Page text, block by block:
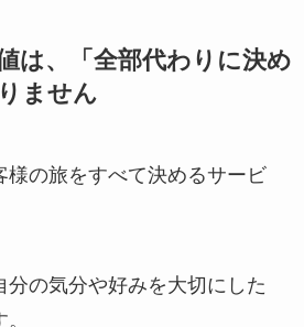
は、「全部代わりに決め
ません
様の旅をすべて決めるサービ
分の気分や好みを大切にした